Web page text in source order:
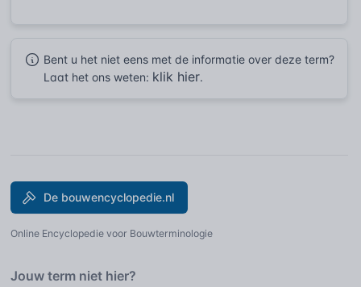
Bent u het niet eens met de informatie over deze term?
Laat het ons weten: klik hier.
De bouwencyclopedie.nl
Online Encyclopedie voor Bouwterminologie
Jouw term niet hier?